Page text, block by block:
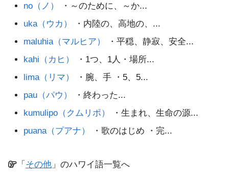
no（ノ）
・～のために、～か...
uka（ウカ）
・内陸の、高地の、...
maluhia（マルヒア）
・平穏、静寂、安全...
kahi（カヒ）
・1つ、1人・場所...
lima（リマ）
・腕、手 ・5、5...
pau（パウ）
・終わった...
kumulipo（クムリポ）
・生まれ、生命の源...
puana（プアナ）
・歌のはじめ ・完...
「 その他 」のハワイ語一覧へ